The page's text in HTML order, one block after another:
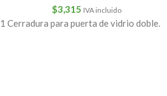
$3,315 IVA incluido
1 Cerradura para puerta de vidrio doble.